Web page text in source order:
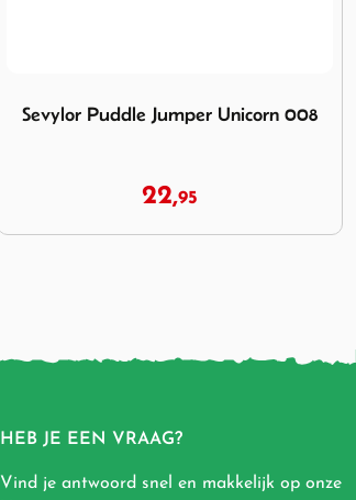
Besto Junior Automatisch
99,95
HEB JE EEN VRAAG?
Vind je antwoord snel en makkelijk op onze